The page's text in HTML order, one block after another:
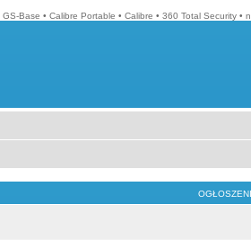
GS-Base • Calibre Portable • Calibre • 360 Total Security •